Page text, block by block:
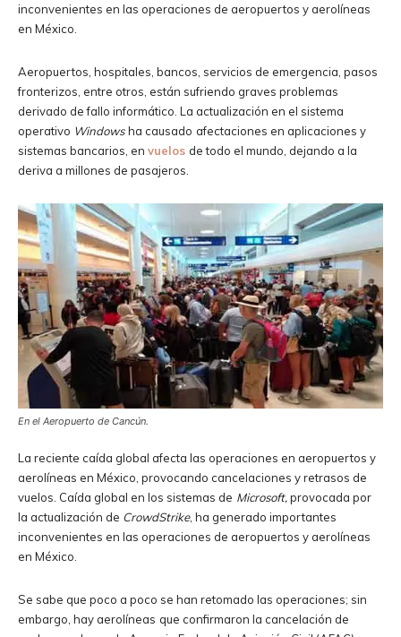
inconvenientes en las operaciones de aeropuertos y aerolíneas
en México.
Aeropuertos, hospitales, bancos, servicios de emergencia, pasos
fronterizos, entre otros, están sufriendo graves problemas
derivado de fallo informático. La actualización en el sistema
operativo Windows ha causado afectaciones en aplicaciones y
sistemas bancarios, en vuelos de todo el mundo, dejando a la
deriva a millones de pasajeros.
En el Aeropuerto de Cancún.
La reciente caída global afecta las operaciones en aeropuertos y
aerolíneas en México, provocando cancelaciones y retrasos de
vuelos. Caída global en los sistemas de Microsoft,provocada por
la actualización de CrowdStrike, ha generado importantes
inconvenientes en las operaciones de aeropuertos y aerolíneas
en México.
Se sabe que poco a poco se han retomado las operaciones; sin
embargo, hay aerolíneas que confirmaron la cancelación de